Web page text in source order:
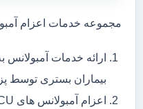
مجموعه خدمات اعزام
ارائه خدمات آمبولانس
بیماران بستری توسط